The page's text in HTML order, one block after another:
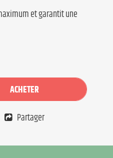
et garantit une
ACHETER
Partager